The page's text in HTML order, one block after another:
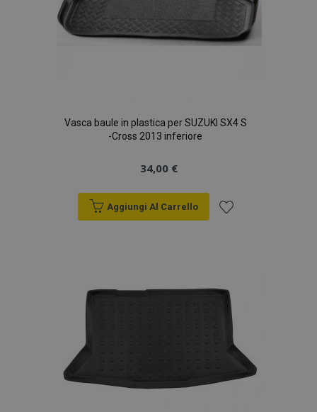
Vasca baule in plastica per SUZUKI SX4 S
-Cross 2013 inferiore
34,00 €
Aggiungi Al Carrello
lista
desideri